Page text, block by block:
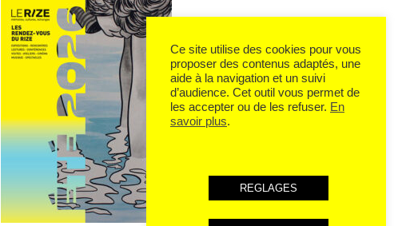
Ce site utilise des cookies pour vous
proposer des contenus adaptés, une
aide à la navigation et un suivi
d’audience. Cet outil vous permet de
les accepter ou de les refuser. En
savoir plus.
REGLAGES